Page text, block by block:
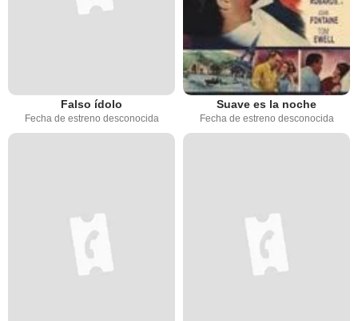
Falso ídolo
Fecha de estreno desconocida
Suave es la noche
Fecha de estreno desconocida